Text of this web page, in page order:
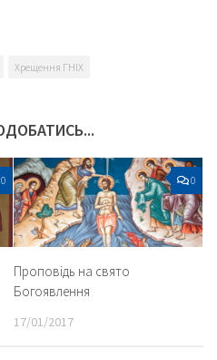
Хрещення ГНІХ
0 0
Проповідь на свято
Богоявлення
17/01/2017